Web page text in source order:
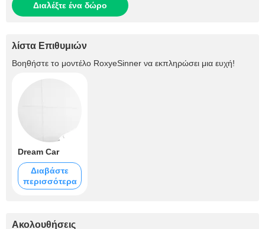
Διαλέξτε ένα δώρο
λίστα Επιθυμιών
Βοηθήστε το μοντέλο RoxyeSinner να εκπληρώσει μια ευχή!
Dream Car
Διαβάστε
περισσότερα
Ακολουθήσεις